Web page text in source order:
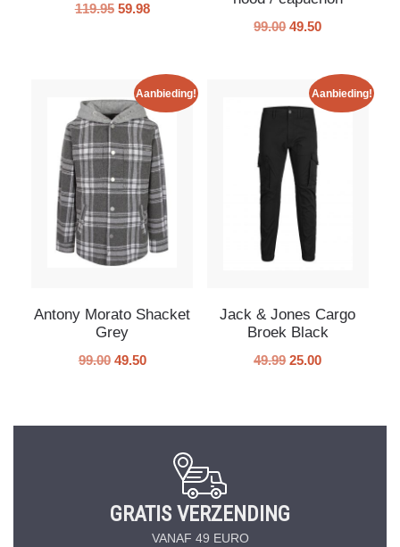
119.95 59.98
99.00 49.50
Aanbieding!
Antony Morato Shacket
Grey
99.00 49.50
Aanbieding!
Jack & Jones Cargo
Broek Black
49.99 25.00
GRATIS VERZENDING
VANAF 49 EURO